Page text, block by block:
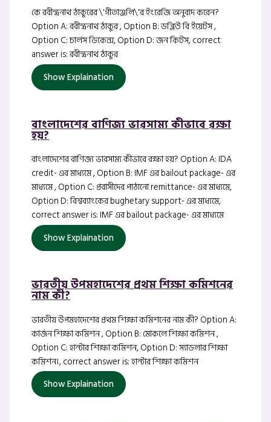
কে রবীন্দ্রনাথ ঠাকুরের \'গীতাঞ্জলি\'র ইংরেজি অনুবাদ করেন?
Option A: রবীন্দ্রনাথ ঠাকুর , Option B: ডব্লিউ বি ইয়েটস ,
Option C: চার্লস ডিকেন্স, Option D: জন কিটস, correct
answer is: রবীন্দ্রনাথ ঠাকুর
Show Explaination
বাংলাদেশের বাণিজ্য ভারসাম্য কীভাবে রক্ষা
হয়?
বাংলাদেশের বাণিজ্য ভারসাম্য কীভাবে রক্ষা হয়? Option A: IDA
credit- এর মাধ্যমে , Option B: IMF এর bailout package- এর
মাধ্যমে , Option C: প্রবাসীদের পাঠানো remittance- এর মাধ্যমে,
Option D: বিশ্বব্যাংকের bughetary support- এর মাধ্যমে,
correct answer is: IMF এর bailout package- এর মাধ্যমে
Show Explaination
ভারতীয় উপমহাদেশের প্রথম শিক্ষা কমিশনের
নাম কী?
ভারতীয় উপমহাদেশের প্রথম শিক্ষা কমিশনের নাম কী? Option A:
কার্জন শিক্ষা কমিশন , Option B: মোকলে শিক্ষা কমিশন ,
Option C: হান্টার শিক্ষা কমিশন, Option D: স্যাডলার শিক্ষা
কমিশন।, correct answer is: হান্টার শিক্ষা কমিশন
Show Explaination